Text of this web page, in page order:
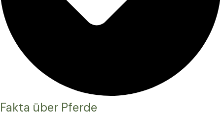
Fakta über Pferde